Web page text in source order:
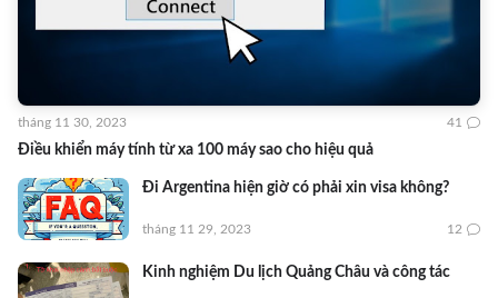
Điều khiển máy tính từ xa 100 máy sao cho hiệu quả
tháng 11 30, 2023 41
Đi Argentina hiện giờ có phải xin visa không?
tháng 11 29, 2023 12
Kinh nghiệm Du lịch Quảng Châu và công tác